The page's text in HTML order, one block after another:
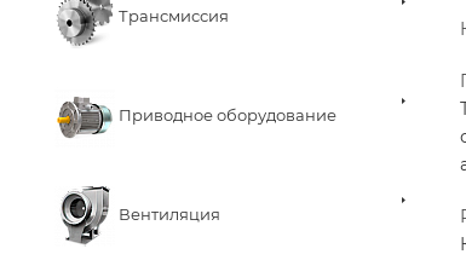
Трансмиссия
Приводное оборудование
Вентиляция